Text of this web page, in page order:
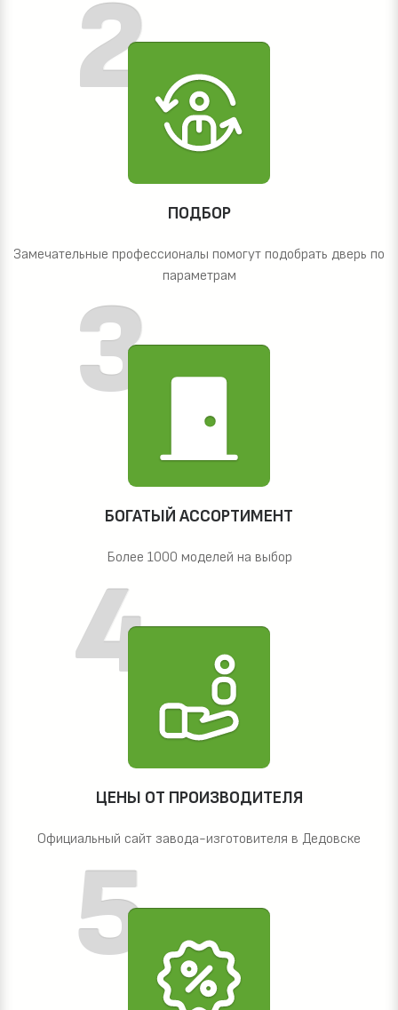
ПОДБОР
Замечательные профессионалы помогут подобрать дверь по
параметрам
БОГАТЫЙ АССОРТИМЕНТ
Более 1000 моделей на выбор
ЦЕНЫ ОТ ПРОИЗВОДИТЕЛЯ
Официальный сайт завода-изготовителя в Дедовске